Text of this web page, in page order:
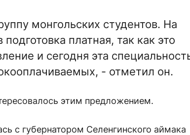
монгольских студентов. На
платная, так как это
и сегодня эта
- отметил он.
этим предложением.
с губернатором Селенгинского аймака